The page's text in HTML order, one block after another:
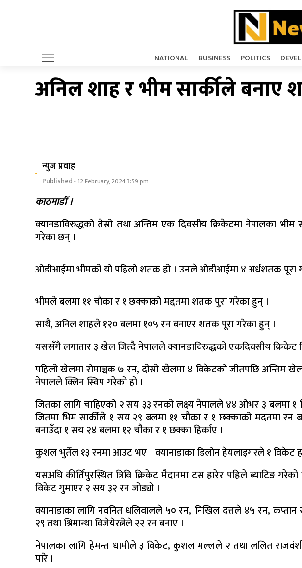
NATIONAL BUSINESS POLITICS
अनिल शाह र भीम सार्कीले बनाए
न्युज प्रवाह
Published- 12 February, 2024 3:59 pm
काठमाडौँ ।
क्यानडाविरुद्धको तेस्रो तथा अन्तिम एक दिवसीय क्रिकेटमा नेपालका
गरेका छन् ।
ओडीआईमा भीमको यो पहिलो शतक हो । उनले ओडीआईमा ४ अर्धशतक पूरा
भीमले बलमा ११ चाैका र १ छक्काको मद्दतमा शतक पुरा गरेका हुन् ।
साथै, अनिल शाहले १२० बलमा १०५ रन बनाएर शतक पूरा गरेका हुन् ।
यससँगै ​​लगातार ३ खेल जित्दै नेपालले क्यानडाविरुद्धको एकदिवसीय क्रिकेट
पहिलो खेलमा रोमाञ्चक ७ रन, दोस्रो खेलमा ४ विकेटको जीतपछि अन्तिम
नेपालले क्लिन स्विप गरेको हो ।
जितका लागि चाहिएको २ सय ३३ रनको लक्ष्य नेपालले ४४ ओभर ३ बलमा १
जितमा भिम सार्कीले १ सय २९ बलमा ११ चौका र १ छक्काको मदतमा
बनाउँदा १ सय २४ बलमा १२ चौका र १ छक्का हिर्काए ।
कुशल भुर्तेल १३ रनमा आउट भए । क्यानाडाका डिलोन हेयलाइगरले १ विकेट
यसअघि कीर्तिपुरस्थित त्रिवि क्रिकेट मैदानमा टस हारेर पहिले ब्याटिङ
विकेट गुमाएर २ सय ३२ रन जोड्यो ।
क्यानाडाका लागि नवनित धलिवालले ५० रन, निखिल दत्तले ४५ रन,
२९ तथा श्रिमान्था विजेयेरत्नेले २२ रन बनाए ।
नेपालका लागि हेमन्त धामीले ३ विकेट, कुशल मल्लले २ तथा ललित
पारे ।